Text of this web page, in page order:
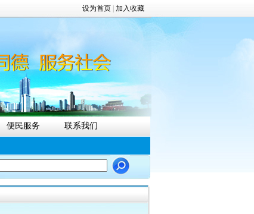
设为首页 加入收藏
便民服务 联系我们